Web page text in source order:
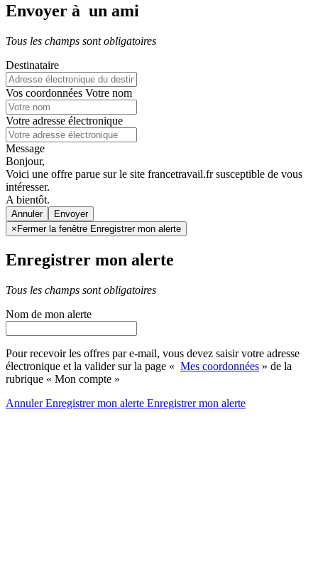
Envoyer à un ami
Tous les champs sont obligatoires
Destinataire
Vos coordonnées Votre nom
Votre adresse électronique
Message
Bonjour,
Voici une offre parue sur le site francetravail.fr susceptible de vous
intéresser.
A bientôt.
Annuler
× Fermer la fenêtre Enregistrer mon alerte
Enregistrer mon alerte
Tous les champs sont obligatoires
Nom de mon alerte
Pour recevoir les offres par e-mail, vous devez saisir votre adresse
électronique et la valider sur la page « Mes coordonnées » de la
rubrique « Mon compte »
AnnulerEnregistrer mon alerte Enregistrermon alerte